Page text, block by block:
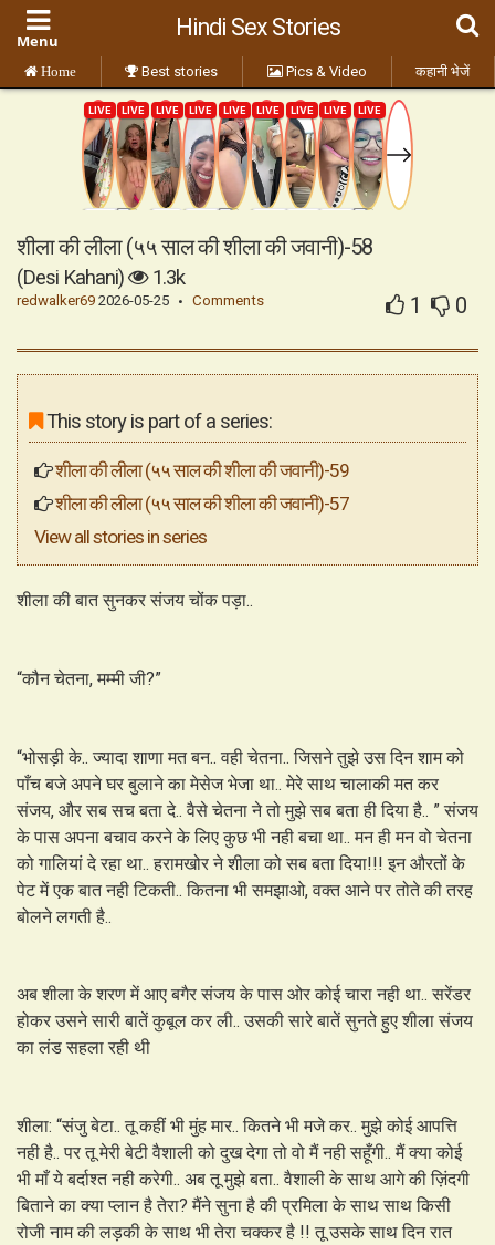
Hindi Sex Stories
Home Best stories Pics & Video कहानी भेजें
शीला की लीला (५५ साल की शीला की जवानी)-58
(Desi Kahani) 1.3k
redwalker69 2026-05-25 Comments 0
1
This story is part of a series:
शीला की लीला (५५ साल की शीला की जवानी)-59
शीला की लीला (५५ साल की शीला की जवानी)-57
View all stories in series
शीला की बात सुनकर संजय चोंक पड़ा..
“कौन चेतना, मम्मी जी?”
“भोसड़ी के.. ज्यादा शाणा मत बन.. वही चेतना.. जिसने तुझे उस दिन शाम को
पाँच बजे अपने घर बुलाने का मेसेज भेजा था.. मेरे साथ चालाकी मत कर
संजय, और सब सच बता दे.. वैसे चेतना ने तो मुझे सब बता ही दिया है.. ” संजय
के पास अपना बचाव करने के लिए कुछ भी नही बचा था.. मन ही मन वो चेतना
को गालियां दे रहा था.. हरामखोर ने शीला को सब बता दिया!!! इन औरतों के
पेट में एक बात नही टिकती.. कितना भी समझाओ, वक्त आने पर तोते की तरह
बोलने लगती है..
अब शीला के शरण में आए बगैर संजय के पास ओर कोई चारा नही था.. सरेंडर
होकर उसने सारी बातें कुबूल कर ली.. उसकी सारे बातें सुनते हुए शीला संजय
का लंड सहला रही थी
शीला: “संजु बेटा.. तू कहीं भी मुंह मार.. कितने भी मजे कर.. मुझे कोई आपत्ति
नही है.. पर तू मेरी बेटी वैशाली को दुख देगा तो वो मैं नही सहूँगी.. मैं क्या कोई
भी माँ ये बर्दाश्त नही करेगी.. अब तू मुझे बता.. वैशाली के साथ आगे की ज़िंदगी
बिताने का क्या प्लान है तेरा? मैंने सुना है की प्रमिला के साथ साथ किसी
रोजी नाम की लड़की के साथ भी तेरा चक्कर है !! तू उसके साथ दिन रात